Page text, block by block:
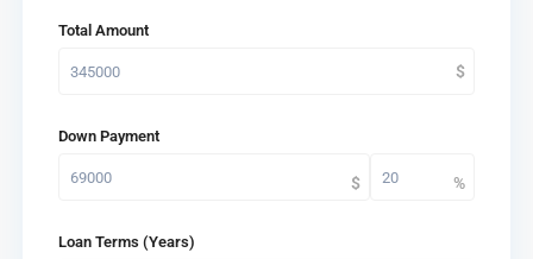
Total Amount
Down Payment
Loan Terms (Years)